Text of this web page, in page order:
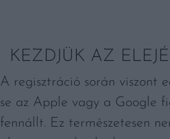
KEZDJÜK AZ
A regisztráció során viszont
se az Apple vagy a Google
fennállt. Ez természetesen